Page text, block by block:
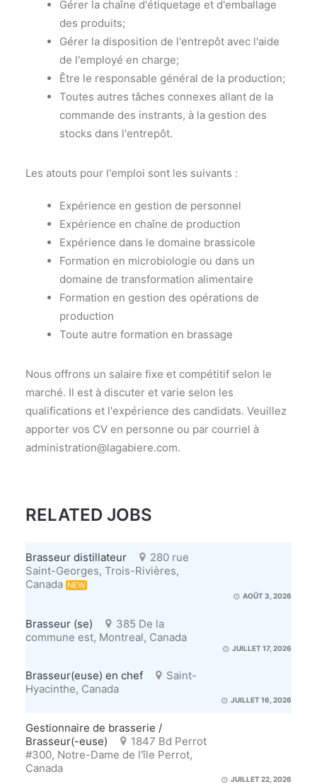
Gérer la chaîne d'étiquetage et d'emballage
des produits;
Gérer la disposition de l'entrepôt avec l'aide
de l'employé en charge;
Être le responsable général de la production;
Toutes autres tâches connexes allant de la
commande des instrants, à la gestion des
stocks dans l'entrepôt.
Les atouts pour l'emploi sont les suivants :
Expérience en gestion de personnel
Expérience en chaîne de production
Expérience dans le domaine brassicole
Formation en microbiologie ou dans un
domaine de transformation alimentaire
Formation en gestion des opérations de
production
Toute autre formation en brassage
Nous offrons un salaire fixe et compétitif selon le
marché. Il est à discuter et varie selon les
qualifications et l'expérience des candidats. Veuillez
apporter vos CV en personne ou par courriel à
administration@lagabiere.com.
RELATED JOBS
Brasseur distillateur
280 rue
Saint-Georges, Trois-Rivières,
Canada NEW
AOÛT 3, 2026
Brasseur (se)
385 De la
commune est, Montreal, Canada
JUILLET 17, 2026
Brasseur(euse) en chef
Saint-
Hyacinthe, Canada
JUILLET 16, 2026
Gestionnaire de brasserie /
Brasseur(-euse)
1847 Bd Perrot
#300, Notre-Dame de l'île Perrot,
Canada
JUILLET 22, 2026